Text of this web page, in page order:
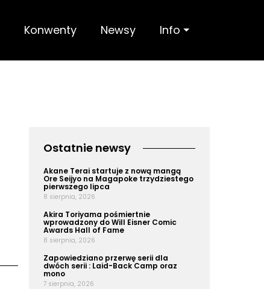
Konwenty Newsy Info ⏷
Ostatnie newsy
Akane Terai startuje z nową mangą
Ore Seijyo na Magapoke trzydziestego
pierwszego lipca
8 sierpnia, 2026
Akira Toriyama pośmiertnie
wprowadzony do Will Eisner Comic
Awards Hall of Fame
8 sierpnia, 2026
Zapowiedziano przerwę serii dla
dwóch serii : Laid-Back Camp oraz
mono
7 sierpnia, 2026